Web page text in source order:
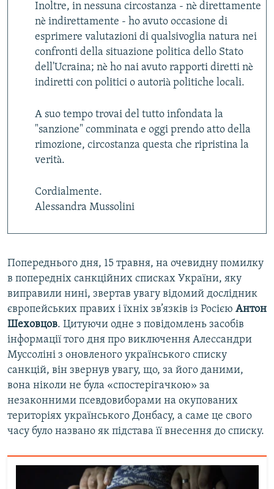
Inoltre, in nessuna circostanza - nè direttamente
nè indirettamente - ho avuto occasione di
esprimere valutazioni di qualsivoglia natura nei
confronti della situazione politica dello Stato
dell'Ucraina; nè ho nai avuto rapporti diretti nè
indiretti con politici o autorià politiche locali.
A suo tempo trovai del tutto infondata la
"sanzione" comminata e oggi prendo atto della
rimozione, circostanza questa che ripristina la
verità.
Cordialmente.
Alessandra Mussolini
Попереднього дня, 15 травня, на очевидну помилку
в попередніх санкційних списках України, яку
виправили нині, звертав увагу відомий дослідник
європейських правих і їхніх зв’язків із Росією Антон
Шеховцов. Цитуючи одне з повідомлень засобів
інформації того дня про виключення Алессандри
Муссоліні з оновленого українського списку
санкцій, він звернув увагу, що, за його даними,
вона ніколи не була «спостерігачкою» за
незаконними псевдовиборами на окупованих
територіях українського Донбасу, а саме це свого
часу було названо як підстава її внесення до списку.